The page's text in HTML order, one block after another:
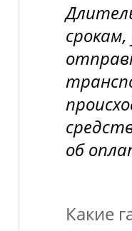
об
Какие